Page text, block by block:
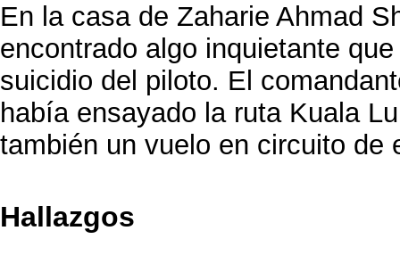
En la casa de Zaharie Ahmad
encontrado algo inquietante
suicidio del piloto. El
había ensayado la ruta Kuala
también un vuelo en circuito de
Hallazgos